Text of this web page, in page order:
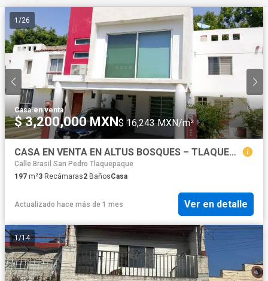
1 /26
Casa·en venta
$ 3,200,000 MXN$ 16,243 MXN/m²
CASA EN VENTA EN ALTUS BOSQUES – TLAQUEPAQUE
Calle Brasil San Pedro Tlaquepaque
197 m²3 Recámaras2 BañosCasa
Actualizado hace más de 1 mes Ver en detalle
1/14